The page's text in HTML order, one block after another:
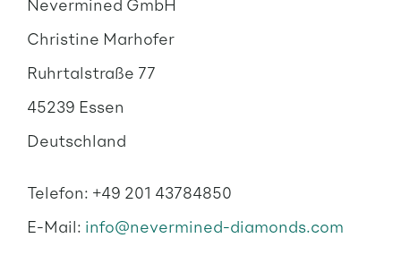
Christine Marhofer
Ruhrtalstraße 77
45239 Essen
Deutschland
Telefon: +49 201 43784850
E-Mail: info@nevermined-diamonds.com